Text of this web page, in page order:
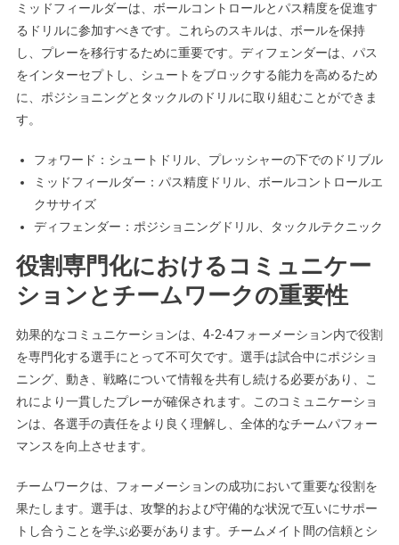
ミッドフィールダーは、ボールコントロールとパス精度を促進す
るドリルに参加すべきです。これらのスキルは、ボールを保持
し、プレーを移行するために重要です。ディフェンダーは、パス
をインターセプトし、シュートをブロックする能力を高めるため
に、ポジショニングとタックルのドリルに取り組むことができま
す。
フォワード：シュートドリル、プレッシャーの下でのドリブル
ミッドフィールダー：パス精度ドリル、ボールコントロールエ
クササイズ
ディフェンダー：ポジショニングドリル、タックルテクニック
役割専門化におけるコミュニケー
ションとチームワークの重要性
効果的なコミュニケーションは、4-2-4フォーメーション内で役割
を専門化する選手にとって不可欠です。選手は試合中にポジショ
ニング、動き、戦略について情報を共有し続ける必要があり、こ
れにより一貫したプレーが確保されます。このコミュニケーショ
ンは、各選手の責任をより良く理解し、全体的なチームパフォー
マンスを向上させます。
チームワークは、フォーメーションの成功において重要な役割を
果たします。選手は、攻撃的および守備的な状況で互いにサポー
トし合うことを学ぶ必要があります。チームメイト間の信頼とシ